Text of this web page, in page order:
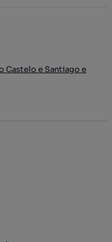
Castelo e Santiago e